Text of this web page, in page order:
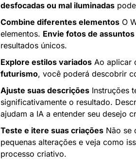
desfocadas ou mal iluminadas
Combine diferentes elementos O
elementos. Envie fotos de
resultados únicos.
Explore estilos variados Ao aplicar
futurismo, você poderá descobrir
Ajuste suas descrições Instruções
significativamente o resultado.
ajudam a IA a entender seu desejo
Teste e itere suas criações Não se
pequenas alterações e veja como
processo criativo.